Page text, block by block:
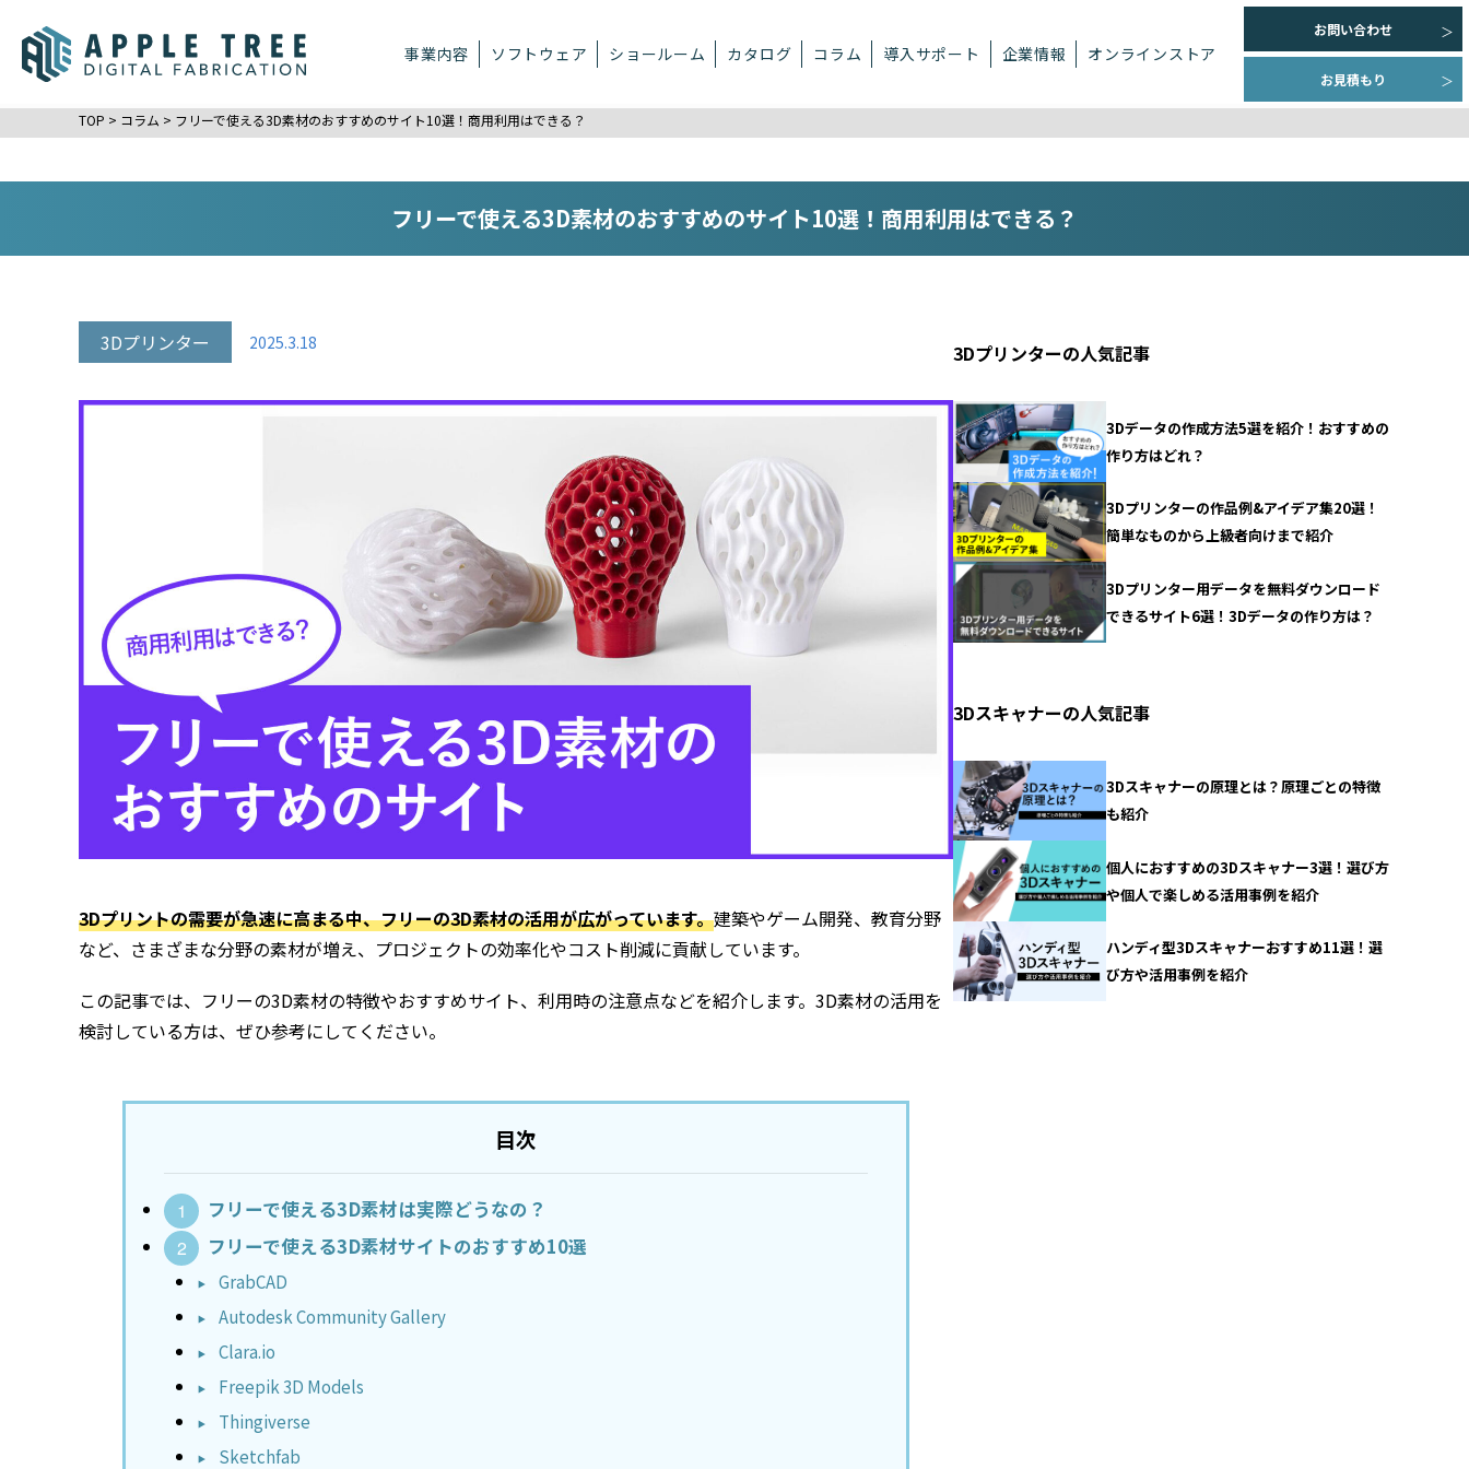
事業内容 ソフトウェア ショールーム カタログ コラム 導入サポート 企業情報 オンラインストア
お問い合わせ
お見積もり
TOP > コラム > フリーで使える3D素材のおすすめのサイト10選！商用利用はできる？
フリーで使える3D素材のおすすめのサイト10選！商用利用はできる？
3Dプリンター 2025.3.18
3Dプリントの需要が急速に高まる中、フリーの3D素材の活用が広がっています。建築やゲーム開発、教育分野
など、さまざまな分野の素材が増え、プロジェクトの効率化やコスト削減に貢献しています。
この記事では、フリーの3D素材の特徴やおすすめサイト、利用時の注意点などを紹介します。3D素材の活用を
検討している方は、ぜひ参考にしてください。
目次
フリーで使える3D素材は実際どうなの？
フリーで使える3D素材サイトのおすすめ10選
GrabCAD
Autodesk Community Gallery
Clara.io
Freepik 3D Models
Thingiverse
Sketchfab
3Dプリンターの人気記事
3Dデータの作成方法5選を紹介！おすすめの
作り方はどれ？
3Dプリンターの作品例&アイデア集20選！
簡単なものから上級者向けまで紹介
3Dプリンター用データを無料ダウンロード
できるサイト6選！3Dデータの作り方は？
3Dスキャナーの人気記事
3Dスキャナーの原理とは？原理ごとの特徴
も紹介
個人におすすめの3Dスキャナー3選！選び方
や個人で楽しめる活用事例を紹介
ハンディ型3Dスキャナーおすすめ11選！選
び方や活用事例を紹介